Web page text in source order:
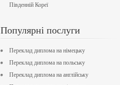
Південній Кореї
Популярні послуги
Переклад диплома на німецьку
Переклад диплома на польську
Переклад диплома на англійську